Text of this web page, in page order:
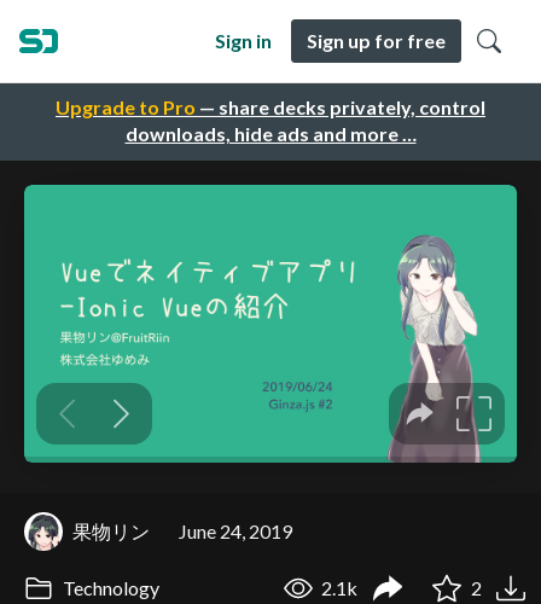
Upgrade to Pro — share decks privately, control
downloads, hide ads and more …
Sign in Sign up for free
果物リン June 24, 2019
Technology 2.1k 2